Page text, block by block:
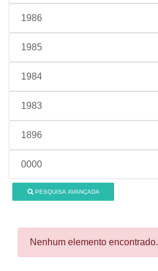
1986
1985
1984
1983
1896
0000
PESQUISA AVANÇADA
Nenhum elemento encontrado.